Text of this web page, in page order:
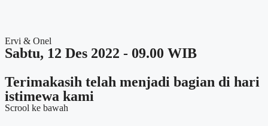
Ervi & Onel
Sabtu, 12 Des 2022 - 09.00 WIB
Terimakasih telah menjadi bagian di hari
istimewa kami
Scrool ke bawah